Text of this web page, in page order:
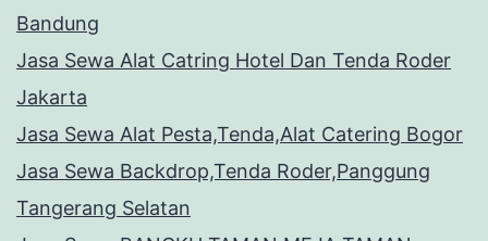
Bandung
Jasa Sewa Alat Catring Hotel Dan Tenda Roder
Jakarta
Jasa Sewa Alat Pesta,Tenda,Alat Catering Bogor
Jasa Sewa Backdrop,Tenda Roder,Panggung
Tangerang Selatan